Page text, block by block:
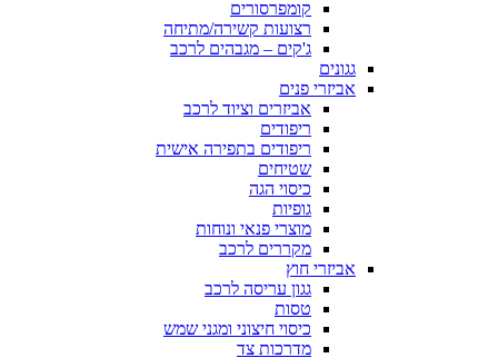
קומפרסורים
רצועות קשירה/מתיחה
ג'קים – מגבהים לרכב
גגונים
אביזרי פנים
אביזרים וציוד לרכב
ריפודים
ריפודים בתפירה אישית
שטיחים
כיסוי הגה
גופיות
מוצרי פנאי ונוחות
מקררים לרכב
אביזרי חוץ
גגון עריסה לרכב
טסות
כיסוי חיצוני ומגני שמש
מדרכות צד